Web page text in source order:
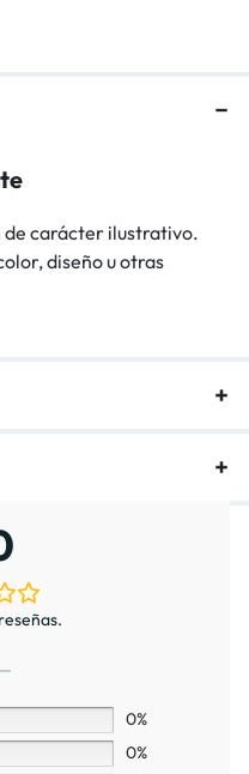
de carácter ilustrativo.
diseño u otras
0%
0%